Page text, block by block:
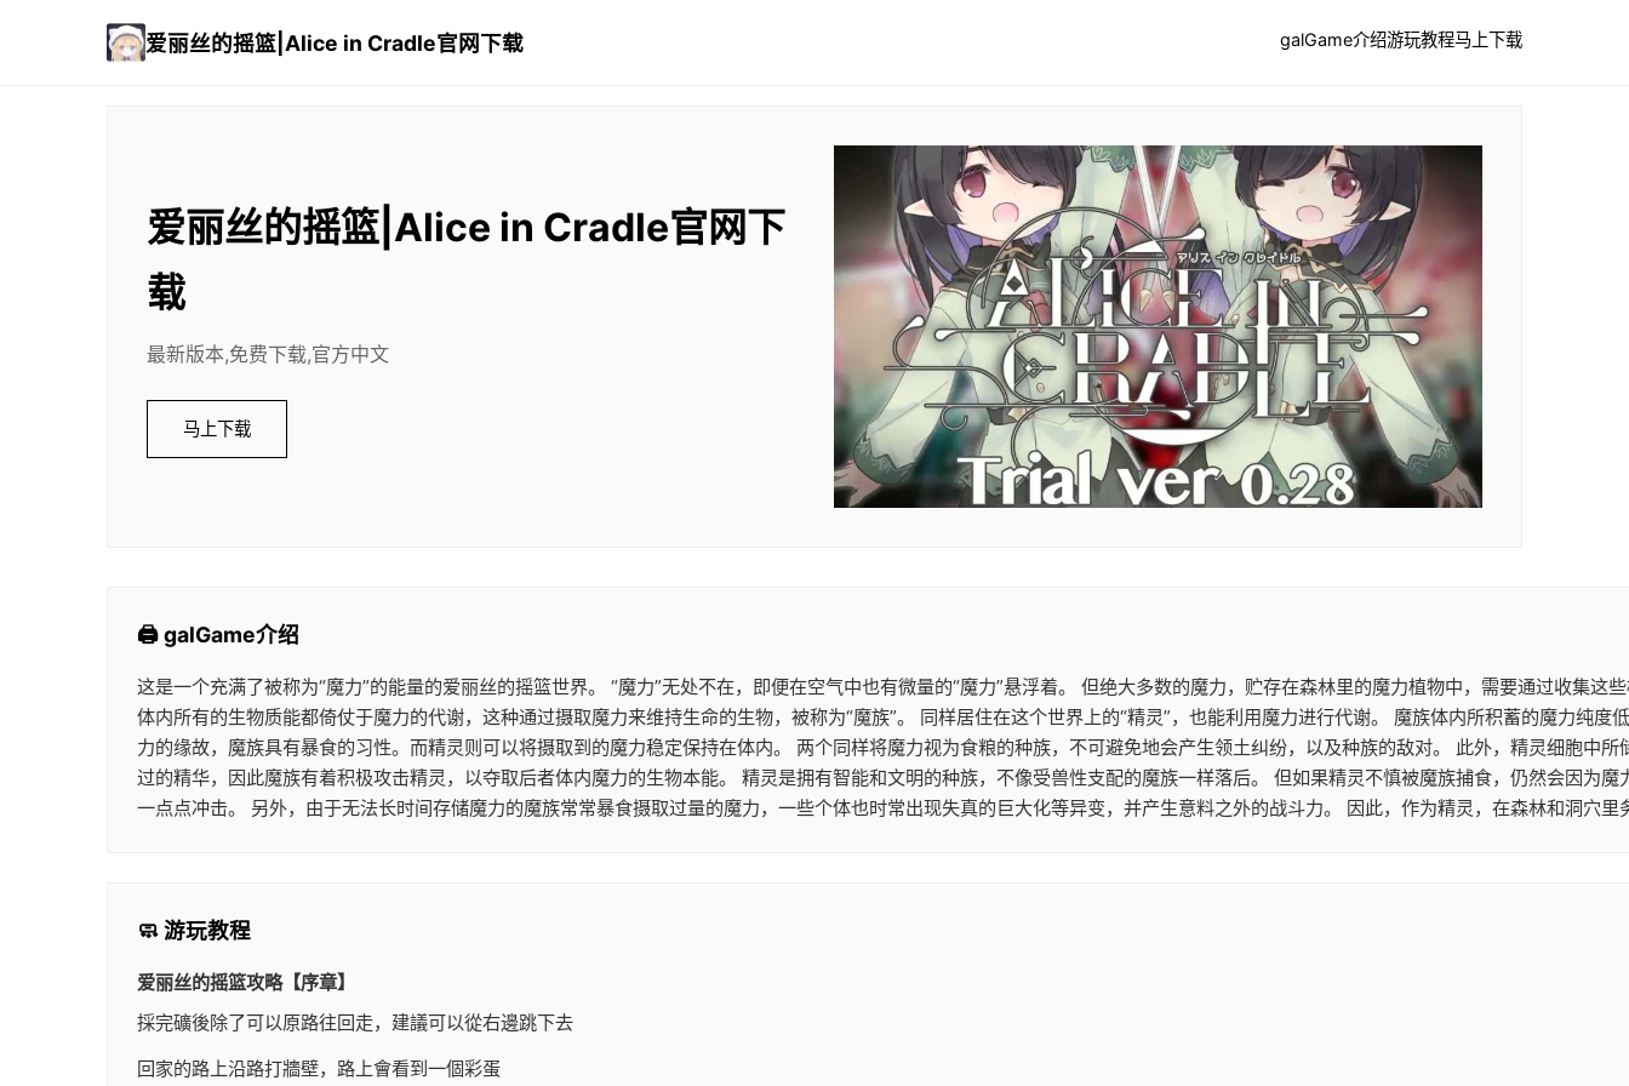
爱丽丝的摇篮|Alice in Cradle官网下载 galGame介绍游玩教程马上下载
爱丽丝的摇篮|Alice in Cradle官网下
载
最新版本,免费下载,官方中文
马上下载
🖨️ galGame介绍
这是一个充满了被称为“魔力”的能量的爱丽丝的摇篮世界。 “魔力”无处不在，即便在空气中也有微量的“魔力”悬浮着。 但绝大多数的魔力，贮存在森林里的魔力植物中，需要通过收集这
体内所有的生物质能都倚仗于魔力的代谢，这种通过摄取魔力来维持生命的生物，被称为“魔族”。 同样居住在这个世界上的“精灵”，也能利用魔力进行代谢。 魔族体内所积蓄的魔力纯度
力的缘故，魔族具有暴食的习性。而精灵则可以将摄取到的魔力稳定保持在体内。 两个同样将魔力视为食粮的种族，不可避免地会产生领土纠纷，以及种族的敌对。 此外，精灵细胞中
过的精华，因此魔族有着积极攻击精灵，以夺取后者体内魔力的生物本能。 精灵是拥有智能和文明的种族，不像受兽性支配的魔族一样落后。 但如果精灵不慎被魔族捕食，仍然会因为
一点点冲击。 另外，由于无法长时间存储魔力的魔族常常暴食摄取过量的魔力，一些个体也时常出现失真的巨大化等异变，并产生意料之外的战斗力。 因此，作为精灵，在森林和洞穴里
🧼 游玩教程
爱丽丝的摇篮攻略【序章】
採完礦後除了可以原路往回走，建議可以從右邊跳下去
回家的路上沿路打牆壁，路上會看到一個彩蛋